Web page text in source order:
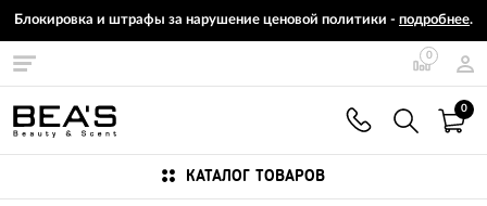
Блокировка и штрафы за нарушение ценовой политики - подробнее.
0
0
КАТАЛОГ ТОВАРОВ